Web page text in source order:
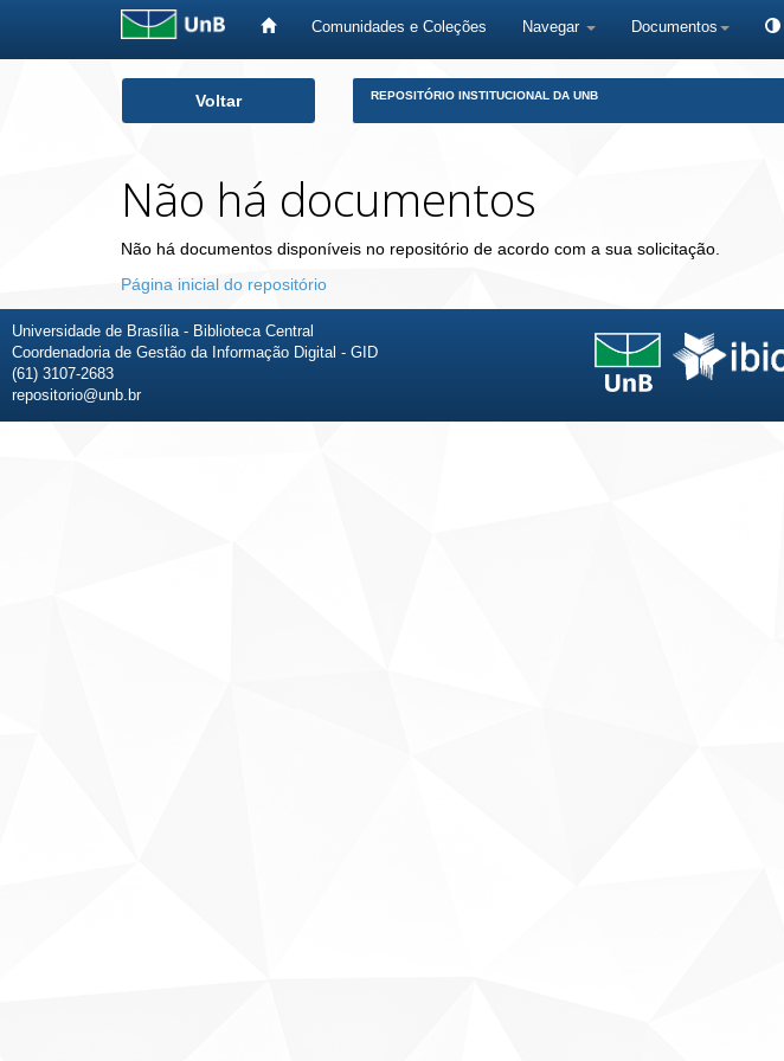
Comunidades e Coleções Navegar Documentos
Voltar REPOSITÓRIO INSTITUCIONAL DA UNB
Não há documentos
Não há documentos disponíveis no repositório de acordo com a sua solicitação.
Página inicial do repositório
Universidade de Brasília - Biblioteca Central
Coordenadoria de Gestão da Informação Digital - GID
(61) 3107-2683
repositorio@unb.br